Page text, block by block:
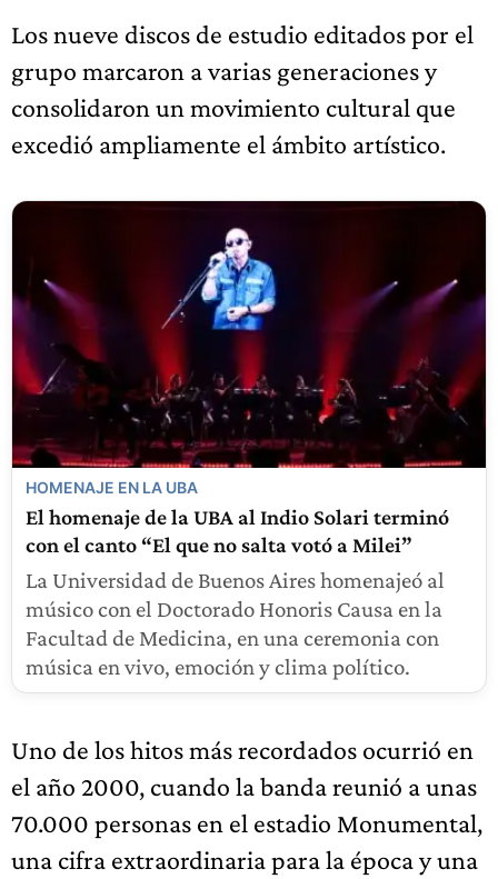
Los nueve discos de estudio editados por el
grupo marcaron a varias generaciones y
consolidaron un movimiento cultural que
excedió ampliamente el ámbito artístico.
HOMENAJE EN LA UBA
El homenaje de la UBA al Indio Solari terminó
con el canto “El que no salta votó a Milei”
La Universidad de Buenos Aires homenajeó al
músico con el Doctorado Honoris Causa en la
Facultad de Medicina, en una ceremonia con
música en vivo, emoción y clima político.
Uno de los hitos más recordados ocurrió en
el año 2000, cuando la banda reunió a unas
70.000 personas en el estadio Monumental,
una cifra extraordinaria para la época y una